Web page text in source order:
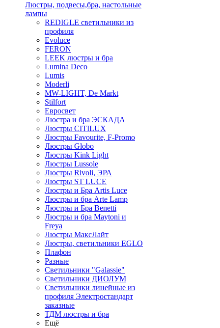
Люстры, подвесы,бра, настольные
лампы
REDIGLE светильники из
профиля
Evoluce
FERON
LEEK люстры и бра
Lumina Deco
Lumis
Moderli
MW-LIGHT, De Markt
Stilfort
Евросвет
Люстра и бра ЭСКАДА
Люстры CITILUX
Люстры Favourite, F-Promo
Люстры Globo
Люстры Kink Light
Люстры Lussole
Люстры Rivoli, ЭРА
Люстры ST LUCE
Люстры и Бра Artis Luce
Люстры и бра Arte Lamp
Люстры и Бра Benetti
Люстры и бра Maytoni и
Freya
Люстры МаксЛайт
Люстры, светильники EGLO
Плафон
Разные
Светильники "Galassie"
Светильники ДИОЛУМ
Светильники линейные из
профиля Электростандарт
заказные
ТДМ люстры и бра
Ещё